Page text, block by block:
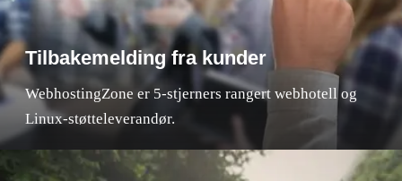
Tilbakemelding fra kunder
WebhostingZone er 5-stjerners rangert webhotell og
Linux-støtteleverandør.